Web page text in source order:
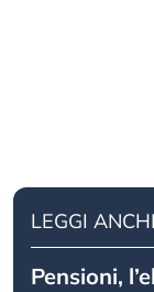
LEGGI
Pensioni,